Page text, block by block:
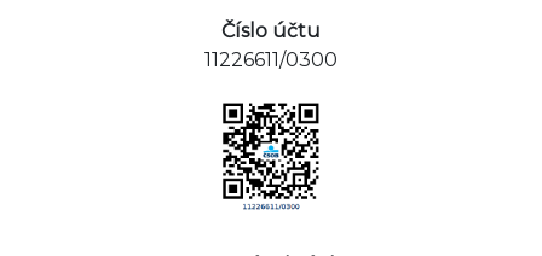
Číslo účtu
11226611/0300